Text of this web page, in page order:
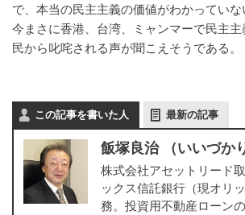
で、本当の民主主義の価値がわかってい
今まさに香港、台湾、ミャンマーで民主
民から叱咤される声が聞こえそうである。
この記事を書いた人 最新の記事
飯塚良治 （いいづか
株式会社アセットリード
ックス信託銀行（現オリ
務。投資用不動産ローン